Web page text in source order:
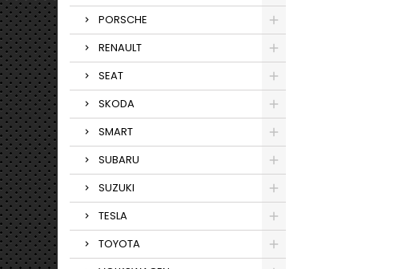
PORSCHE
RENAULT
SEAT
SKODA
SMART
SUBARU
SUZUKI
TESLA
TOYOTA